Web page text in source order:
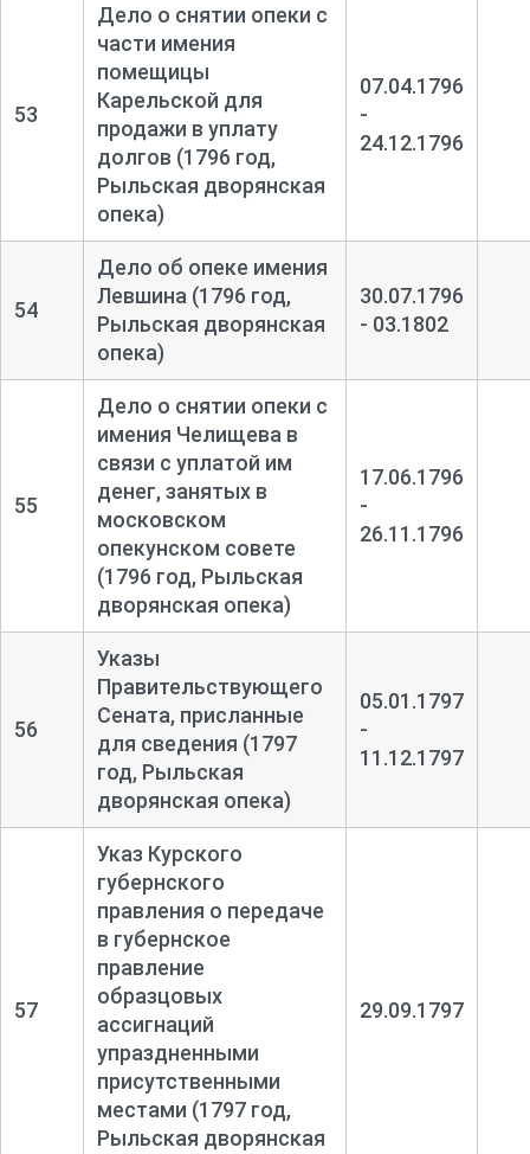
53
Дело о снятии опеки с
части имения
помещицы
Карельской для
продажи в уплату
долгов (1796 год,
Рыльская дворянская
опека)
07.04.1796
-
24.12.1796
54
Дело об опеке имения
Левшина (1796 год,
Рыльская дворянская
опека)
30.07.1796
- 03.1802
55
Дело о снятии опеки с
имения Челищева в
связи с уплатой им
денег, занятых в
московском
опекунском совете
(1796 год, Рыльская
дворянская опека)
17.06.1796
-
26.11.1796
56
Указы
Правительствующего
Сената, присланные
для сведения (1797
год, Рыльская
дворянская опека)
05.01.1797
-
11.12.1797
57
Указ Курского
губернского
правления о передаче
в губернское
правление
образцовых
ассигнаций
упраздненными
присутственными
местами (1797 год,
Рыльская дворянская
29.09.1797